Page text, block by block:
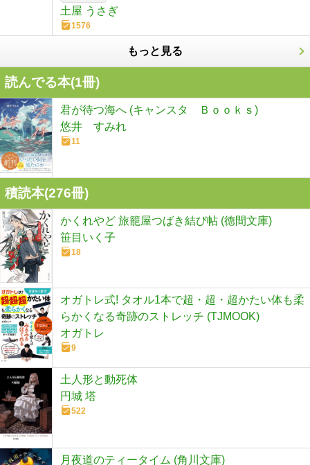
土屋 うさぎ
1576
もっと見る
読んでる本(1冊)
君が待つ海へ (キャンスタ Ｂｏｏｋｓ)
悠井 すみれ
11
積読本(276冊)
かくれやど 旅籠屋つばき結び帖 (徳間文庫)
笹目いく子
18
オガトレ式! タオル1本で超・超・超かたい体も柔
らかくなる奇跡のストレッチ (TJMOOK)
オガトレ
9
土人形と動死体
円城 塔
522
月夜道のティータイム (角川文庫)